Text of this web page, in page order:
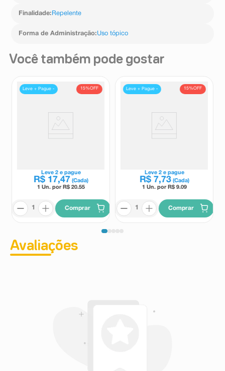
Finalidade: Repelente
Forma de Administração:Uso tópico
Você também pode gostar
15%OFF
Leve + Pague -
Leve 2e pague
R$ 17,47 (Cada)
1 Un. por R$ 20.55
Comprar
15%OFF
Leve + Pague -
Leve 2e pague
R$ 7,73 (Cada)
1 Un. por R$ 9.09
Comprar
Avaliações